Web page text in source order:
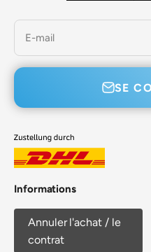
E-mail
SE
Informations
Annuler l'achat / le
contrat